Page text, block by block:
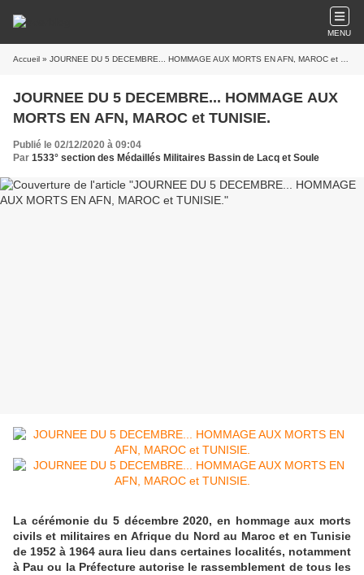
MENU
Accueil » JOURNEE DU 5 DECEMBRE... HOMMAGE AUX MORTS EN AFN, MAROC et TUNISIE.
JOURNEE DU 5 DECEMBRE... HOMMAGE AUX
MORTS EN AFN, MAROC et TUNISIE.
Publié le 02/12/2020 à 09:04
Par 1533° section des Médaillés Militaires Bassin de Lacq et Soule
La cérémonie du 5 décembre 2020, en hommage aux morts
civils et militaires en Afrique du Nord au Maroc et en Tunisie
de 1952 à 1964 aura lieu dans certaines localités, notamment
à Pau ou la Préfecture autorise le rassemblement de tous les